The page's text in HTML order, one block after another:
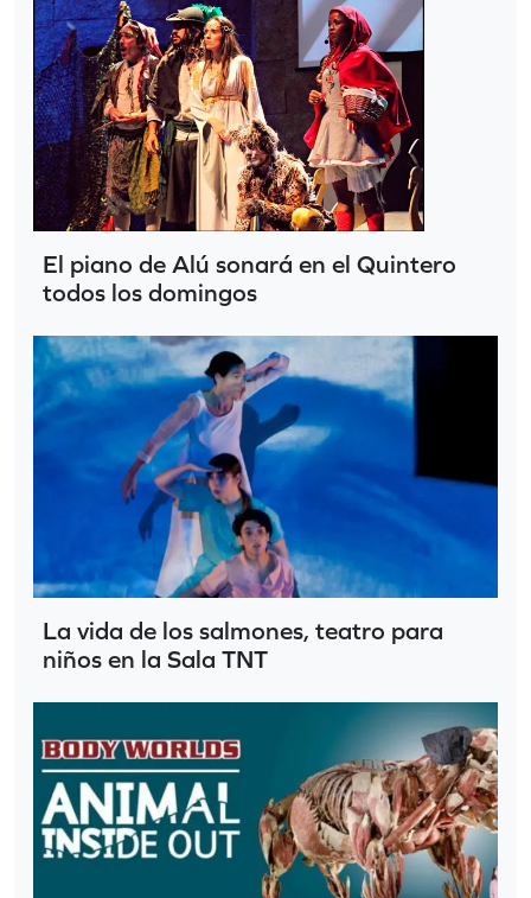
El piano de Alú sonará en el Quintero
todos los domingos
La vida de los salmones, teatro para
niños en la Sala TNT